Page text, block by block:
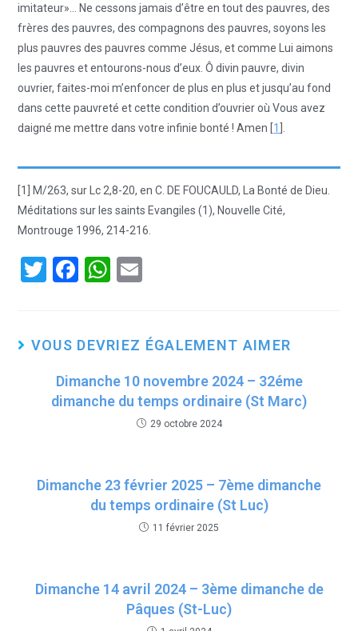
imitateur»… Ne cessons jamais d’être en tout des pauvres, des
frères des pauvres, des compagnons des pauvres, soyons les
plus pauvres des pauvres comme Jésus, et comme Lui aimons
les pauvres et entourons-nous d’eux. Ô divin pauvre, divin
ouvrier, faites-moi m’enfoncer de plus en plus et jusqu’au fond
dans cette pauvreté et cette condition d’ouvrier où Vous avez
daigné me mettre dans votre infinie bonté ! Amen [1].
[1] M/263, sur Lc 2,8-20, en C. DE FOUCAULD, La Bonté de Dieu.
Méditations sur les saints Evangiles (1), Nouvelle Cité,
Montrouge 1996, 214-216.
T
er
F
b
o
o
W
s
A
p
VOUS DEVRIEZ ÉGALEMENT AIMER
Dimanche 10 novembre 2024 – 32éme
dimanche du temps ordinaire (St Marc)
29 octobre 2024
Dimanche 23 février 2025 – 7ème dimanche
du temps ordinaire (St Luc)
11 février 2025
Dimanche 14 avril 2024 – 3ème dimanche de
Pâques (St-Luc)